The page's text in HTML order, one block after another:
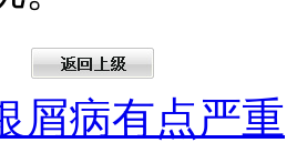
屑病有点严重